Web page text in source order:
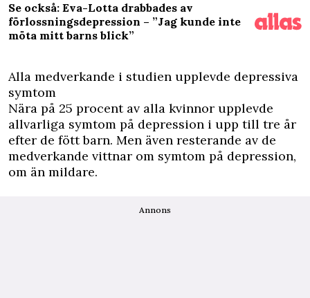
Se också: Eva-Lotta drabbades av
förlossningsdepression – ”Jag kunde inte
möta mitt barns blick”
Alla medverkande i studien upplevde depressiva
symtom
Nära på 25 procent av alla kvinnor upplevde
allvarliga symtom på depression i upp till tre år
efter de fött barn. Men även resterande av de
medverkande vittnar om symtom på depression,
om än mildare.
Annons